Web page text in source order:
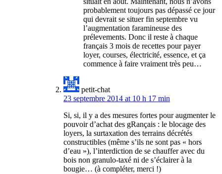
probablement toujours pas dépassé ce jour
qui devrait se situer fin septembre vu
l’augmentation faramineuse des
prélevements. Donc il reste à chaque
français 3 mois de recettes pour payer
loyer, courses, électricité, essence, et ça
commence à faire vraiment très peu…
petit-chat
23 septembre 2014 at 10 h 17 min
Si, si, il y a des mesures fortes pour augmenter le
pouvoir d’achat des gRançais : le blocage des
loyers, la surtaxation des terrains décrétés
constructibles (même s’ils ne sont pas « hors
d’eau »), l’interdiction de se chauffer avec du
bois non granulo-taxé ni de s’éclairer à la
bougie… (à compléter, merci !)